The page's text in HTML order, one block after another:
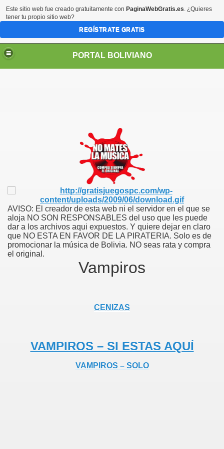
PORTAL BOLIVIANO
AVISO: El creador de esta web ni el servidor en el que se
aloja NO SON RESPONSABLES del uso que les puede
dar a los archivos aqui expuestos. Y quiere dejar en claro
que NO ESTA EN FAVOR DE LA PIRATERIA. Solo es de
promocionar la música de Bolivia. NO seas rata y compra
el original.
Vampiros
CENIZAS
VAMPIROS – SI ESTAS AQUÍ
VAMPIROS – SOLO
Este sitio web fue creado gratuitamente con PaginaWebGratis.es. ¿Quieres
tener tu propio sitio web?
REGÍSTRATE GRATIS